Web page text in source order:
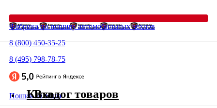
Фабрика по пошиву автомобильных чехлов
8 (800) 450-35-25
8 (495) 798-78-75
Пошив на заказ
Каталог товаров
Вход